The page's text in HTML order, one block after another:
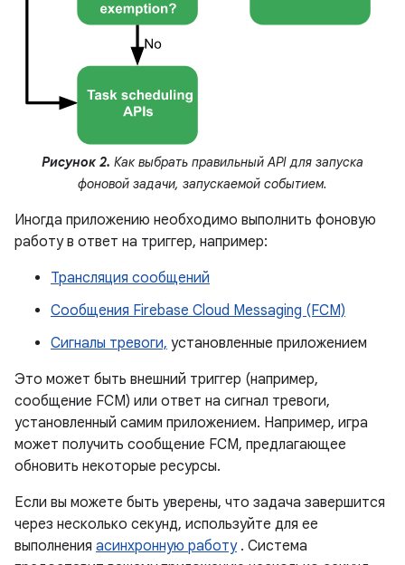
Рисунок 2. Как выбрать правильный API для запуска
фоновой задачи, запускаемой событием.
Иногда приложению необходимо выполнить фоновую
работу в ответ на триггер, например:
Трансляция сообщений
Сообщения Firebase Cloud Messaging (FCM)
Сигналы тревоги, установленные приложением
Это может быть внешний триггер (например,
сообщение FCM) или ответ на сигнал тревоги,
установленный самим приложением. Например, игра
может получить сообщение FCM, предлагающее
обновить некоторые ресурсы.
Если вы можете быть уверены, что задача завершится
через несколько секунд, используйте для ее
выполнения асинхронную работу. Система